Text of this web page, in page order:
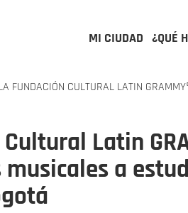
MI CIUDAD ¿QUÉ
FUNDACIÓN CULTURAL LATIN
Latin
a